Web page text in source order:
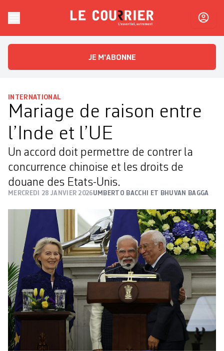
Le CourrierL'essentiel, autrement
JE M'ABONNE
INTERNATIONAL
Mariage de raison entre
l’Inde et l’UE
Un accord doit permettre de contrer la
concurrence chinoise et les droits de
douane des Etats-Unis.
MERCREDI 28 JANVIER 2026UMBERTO BACCHI ET BHUVAN BAGGA